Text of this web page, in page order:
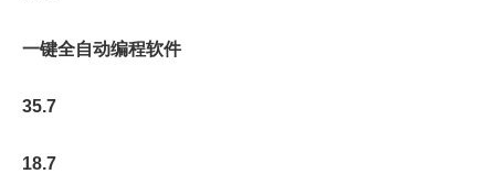
一键全自动编程软件
35.7
18.7